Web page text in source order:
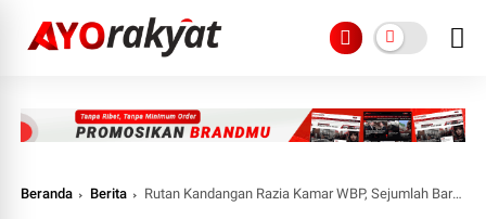
Beranda Berita Rutan Kandangan Razia Kamar WBP, Sejumlah Barang Diamankan